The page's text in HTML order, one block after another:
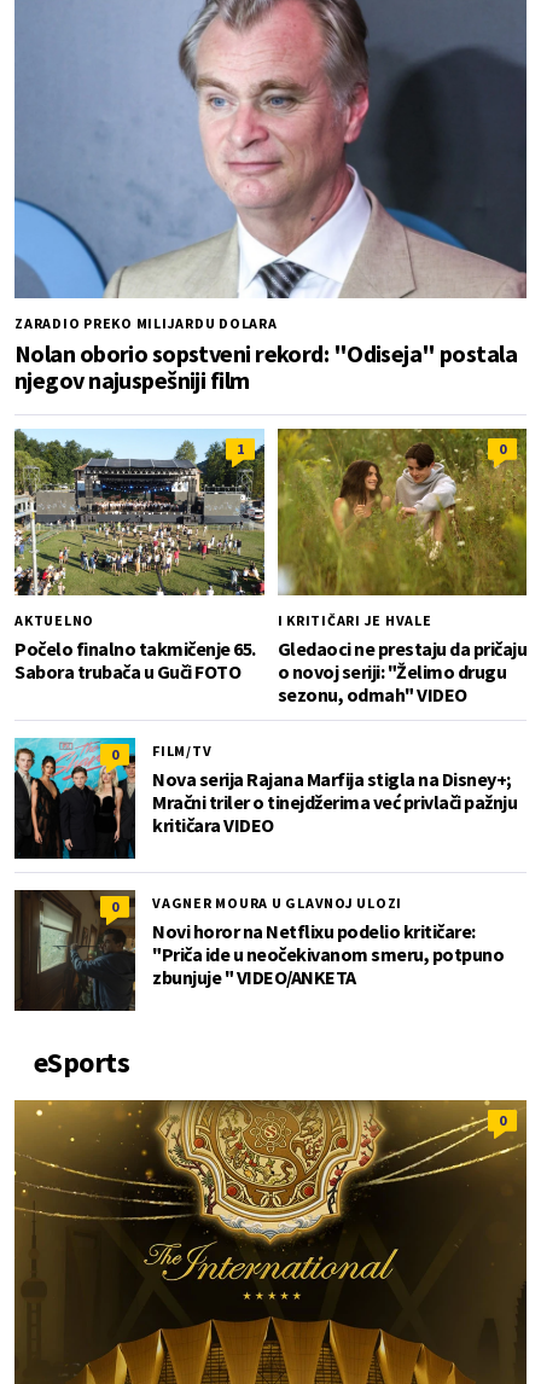
ZARADIO PREKO MILIJARDU DOLARA
Nolan oborio sopstveni rekord: "Odiseja" postala
njegov najuspešniji film
1
AKTUELNO
Počelo finalno takmičenje 65.
Sabora trubača u Guči FOTO
0
I KRITIČARI JE HVALE
Gledaoci ne prestaju da pričaju
o novoj seriji: "Želimo drugu
sezonu, odmah" VIDEO
0 FILM/TV
Nova serija Rajana Marfija stigla na Disney+;
Mračni triler o tinejdžerima već privlači pažnju
kritičara VIDEO
0 VAGNER MOURA U GLAVNOJ ULOZI
Novi horor na Netflixu podelio kritičare:
"Priča ide u neočekivanom smeru, potpuno
zbunjuje " VIDEO/ANKETA
eSports
0